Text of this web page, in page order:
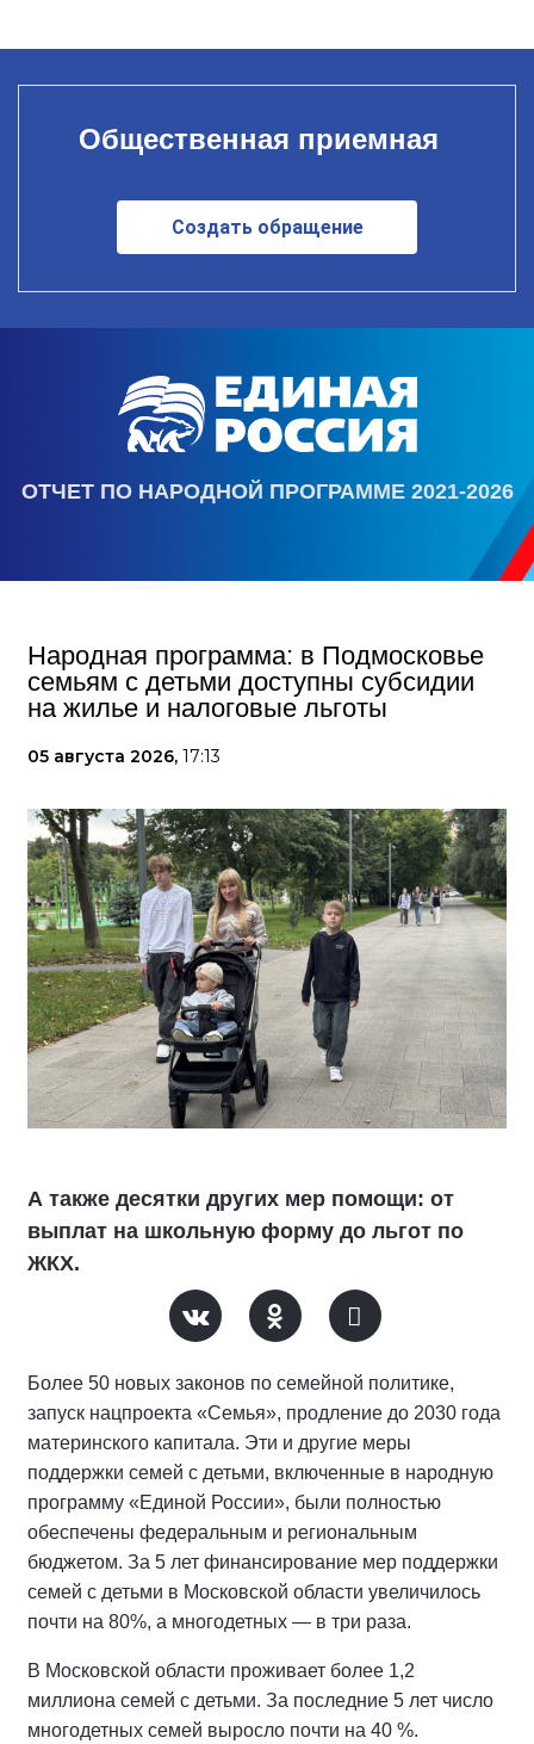
Общественная приемная
Создать обращение
ОТЧЕТ ПО НАРОДНОЙ ПРОГРАММЕ 2021-2026
Народная программа: в Подмосковье
семьям с детьми доступны субсидии
на жилье и налоговые льготы
05 августа 2026, 17:13
А также десятки других мер помощи: от
выплат на школьную форму до льгот по
ЖКХ.
Более 50 новых законов по семейной политике,
запуск нацпроекта «Семья», продление до 2030 года
материнского капитала. Эти и другие меры
поддержки семей с детьми, включенные в народную
программу «Единой России», были полностью
обеспечены федеральным и региональным
бюджетом. За 5 лет финансирование мер поддержки
семей с детьми в Московской области увеличилось
почти на 80%, а многодетных — в три раза.
В Московской области проживает более 1,2
миллиона семей с детьми. За последние 5 лет число
многодетных семей выросло почти на 40 %.